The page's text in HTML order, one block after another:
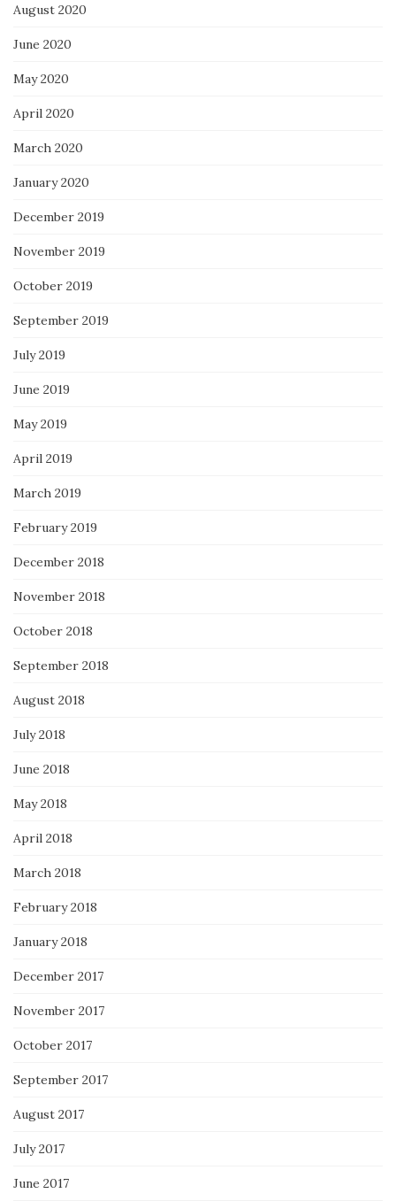
August 2020
June 2020
May 2020
April 2020
March 2020
January 2020
December 2019
November 2019
October 2019
September 2019
July 2019
June 2019
May 2019
April 2019
March 2019
February 2019
December 2018
November 2018
October 2018
September 2018
August 2018
July 2018
June 2018
May 2018
April 2018
March 2018
February 2018
January 2018
December 2017
November 2017
October 2017
September 2017
August 2017
July 2017
June 2017